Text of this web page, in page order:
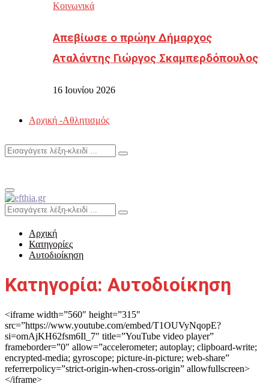
Κοινωνικά
Απεβίωσε ο πρώην Δήμαρχος
Αταλάντης Γιώργος Σκαμπερδόπουλος
16 Ιουνίου 2026
Αρχική -Αθλητισμός
Search
Search
Primary
Menu
Search
for:
Search
Αρχική
Κατηγορίες
Αυτοδιοίκηση
Κατηγορία: Αυτοδιοίκηση
<iframe width=”560″ height=”315″
src=”https://www.youtube.com/embed/T1OUVyNqopE?
si=omAjKH62fsm6Il_7″ title=”YouTube video player”
frameborder=”0″ allow=”accelerometer; autoplay; clipboard-write;
encrypted-media; gyroscope; picture-in-picture; web-share”
referrerpolicy=”strict-origin-when-cross-origin” allowfullscreen>
</iframe>